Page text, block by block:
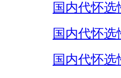
国内代怀选
国内代怀选
国内代怀选